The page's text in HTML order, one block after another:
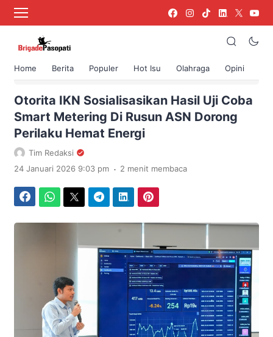
Home Berita Populer Hot Isu Olahraga Opini
›
Otorita IKN Sosialisasikan Hasil Uji Coba
Smart Metering Di Rusun ASN Dorong
Perilaku Hemat Energi
Tim Redaksi
24 Januari 2026 9:03 pm . 2 menit membaca